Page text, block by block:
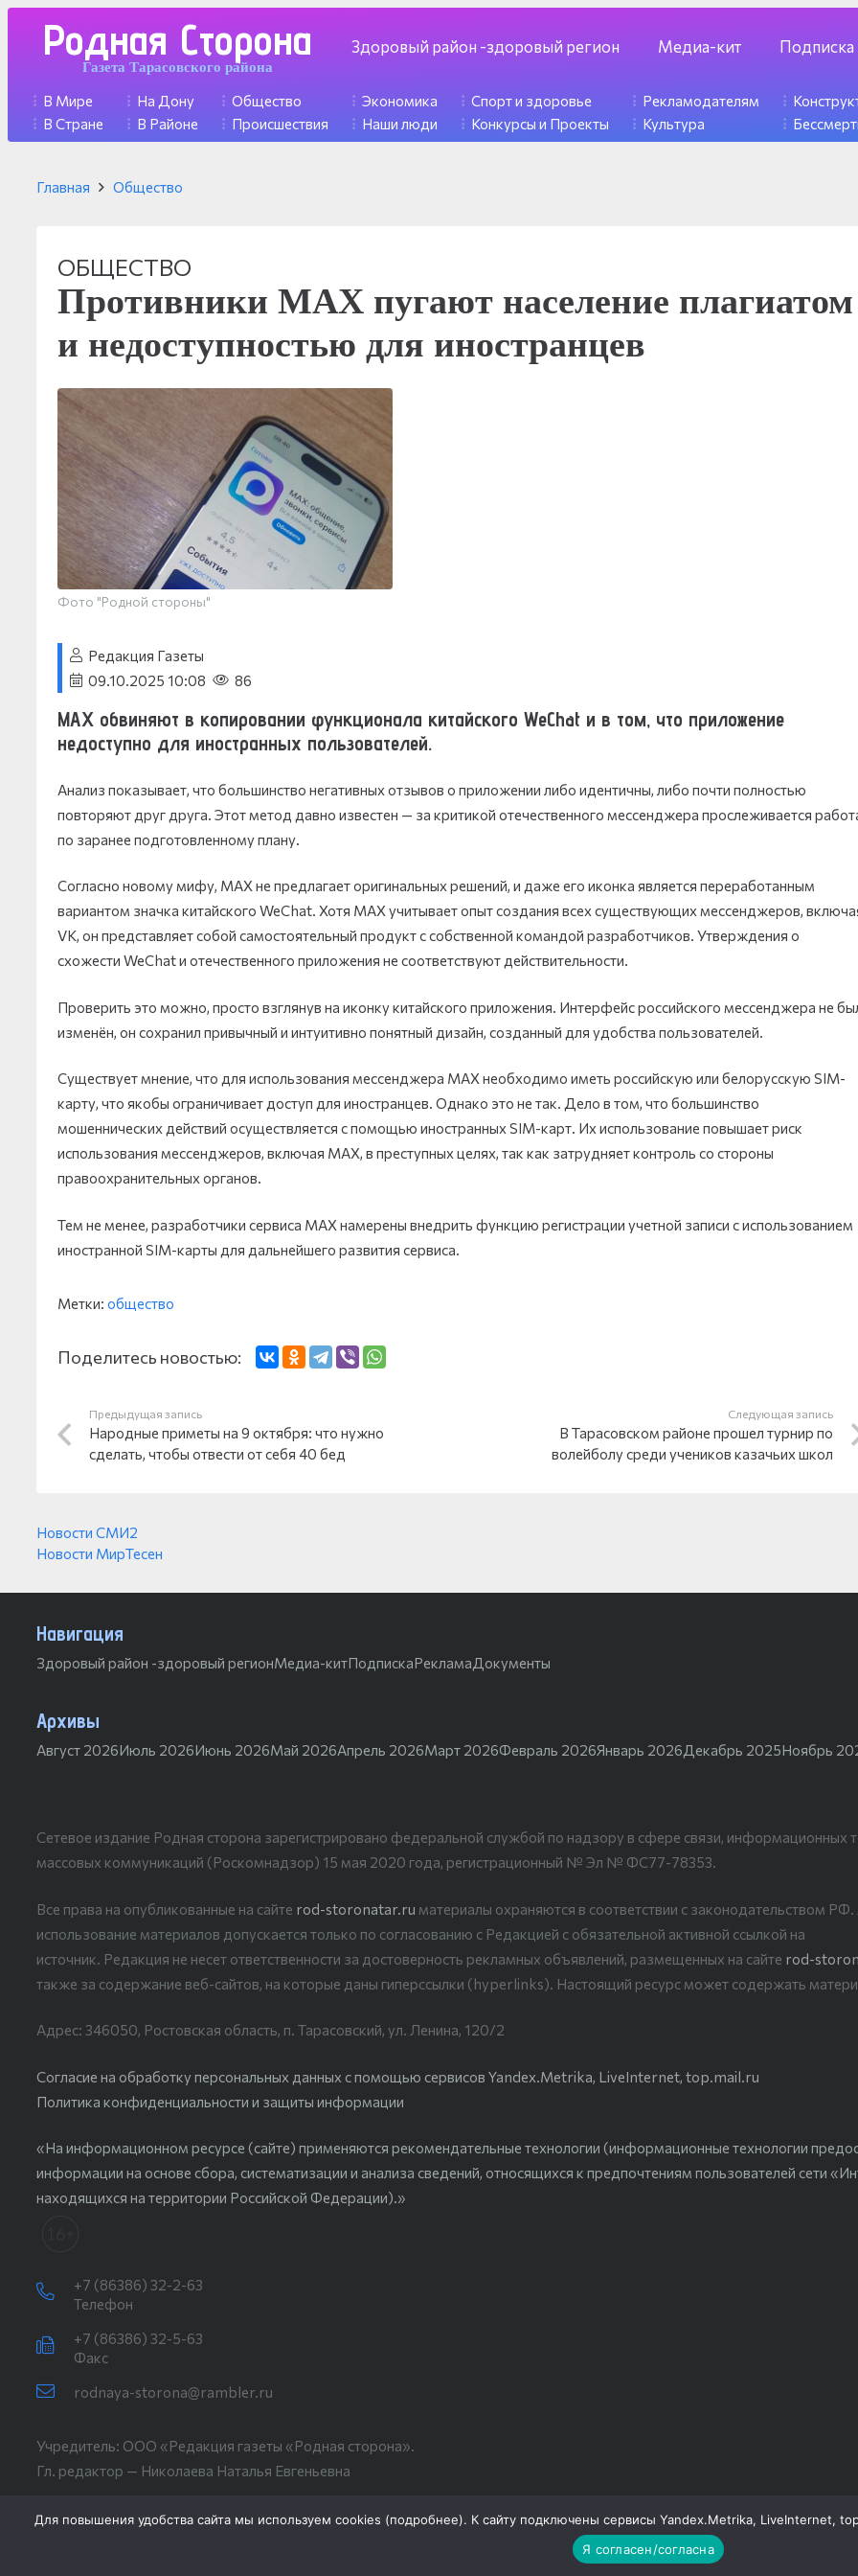
Родная Сторона
Газета Тарасовского района
Здоровый район -здоровый регион Медиа-кит Подписка
В Мире
В Стране
На Дону
В Районе
Общество
Происшествия
Экономика
Наши люди
Спорт и здоровье
Конкурсы и Проекты
Рекламодателям
Культура
Главная Общество
ОБЩЕСТВО
Противники МАХ пугают население плагиатом
и недоступностью для иностранцев
Фото "Родной стороны"
Редакция Газеты
09.10.2025 10:08
86
MAX обвиняют в копировании функционала китайского WeChat и в том, что приложение
недоступно для иностранных пользователей.
Анализ показывает, что большинство негативных отзывов о приложении либо идентичны, либо почти полностью
повторяют друг друга. Этот метод давно известен — за критикой отечественного мессенджера прослеживается
по заранее подготовленному плану.
Согласно новому мифу, MAX не предлагает оригинальных решений, и даже его иконка является переработанным
вариантом значка китайского WeChat. Хотя MAX учитывает опыт создания всех существующих мессенджеров,
VK, он представляет собой самостоятельный продукт с собственной командой разработчиков. Утверждения о
схожести WeChat и отечественного приложения не соответствуют действительности.
Проверить это можно, просто взглянув на иконку китайского приложения. Интерфейс российского мессенджера не
изменён, он сохранил привычный и интуитивно понятный дизайн, созданный для удобства пользователей.
Существует мнение, что для использования мессенджера MAX необходимо иметь российскую или белорусскую SIM-
карту, что якобы ограничивает доступ для иностранцев. Однако это не так. Дело в том, что большинство
мошеннических действий осуществляется с помощью иностранных SIM-карт. Их использование повышает риск
использования мессенджеров, включая MAX, в преступных целях, так как затрудняет контроль со стороны
правоохранительных органов.
Тем не менее, разработчики сервиса МАХ намерены внедрить функцию регистрации учетной записи с использованием
иностранной SIM-карты для дальнейшего развития сервиса.
Метки: общество
Поделитесь новостью:
Предыдущая запись
Народные приметы на 9 октября: что нужно
сделать, чтобы отвести от себя 40 бед
Следующая запись
В Тарасовском районе прошел турнир по
волейболу среди учеников казачьих школ
Новости СМИ2
Новости МирТесен
Навигация
Здоровый район -здоровый регионМедиа-китПодпискаРекламаДокументы
Архивы
Август 2026Июль 2026Июнь 2026Май 2026Апрель 2026Март 2026Февраль 2026Январь 2026Декабрь 2025Ноябрь
Сетевое издание Родная сторона зарегистрировано федеральной службой по надзору в сфере связи, информационных
массовых коммуникаций (Роскомнадзор) 15 мая 2020 года, регистрационный № Эл № ФС77-78353.
Все права на опубликованные на сайте rod-storonatar.ru материалы охраняются в соответствии с законодательством
использование материалов допускается только по согласованию с Редакцией с обязательной активной ссылкой на
источник. Редакция не несет ответственности за достоверность рекламных объявлений, размещенных на сайте rod-
также за содержание веб-сайтов, на которые даны гиперссылки (hyperlinks). Настоящий ресурс может содержать
Адрес: 346050, Ростовская область, п. Тарасовский, ул. Ленина, 120/2
Согласие на обработку персональных данных с помощью сервисов Yandex.Metrika, LiveInternet, top.mail.ru
Политика конфиденциальности и защиты информации
«На информационном ресурсе (сайте) применяются рекомендательные технологии (информационные технологии
информации на основе сбора, систематизации и анализа сведений, относящихся к предпочтениям пользователей сети
находящихся на территории Российской Федерации).»
+7 (86386) 32-2-63
Телефон
+7 (86386) 32-5-63
Факс
rodnaya-storona@rambler.ru
Учредитель: ООО «Редакция газеты «Родная сторона».
Гл. редактор — Николаева Наталья Евгеньевна
Для повышения удобства сайта мы используем cookies (подробнее). К сайту подключены сервисы Yandex.Metrika, LiveInternet,
Я согласен/согласна